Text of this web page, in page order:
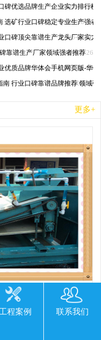
2026-06-26
优选品牌生产企业实力排行榜
2026-06-26
选矿行业口碑稳定专业生产强者
2026-06-26
口碑顶尖靠谱生产龙头厂家实力
2026-06-26
靠谱生产厂家领域强者推荐
2026-06-26
优质品牌华体会手机网页版-华
2026-06-26
行业口碑靠谱品牌推荐 领域
更多+
那里有
工程案例 联系我们